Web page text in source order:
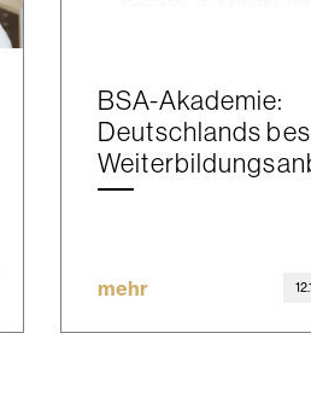
BSA-Akademie:
Deutschlands
mehr